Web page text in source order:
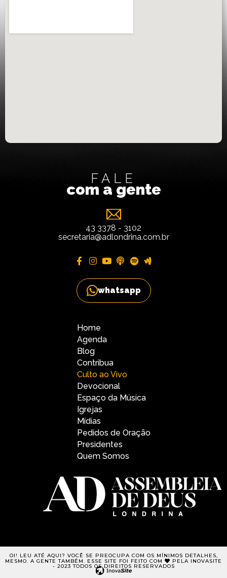
FALE
com a gente
43 3378 - 3102
secretaria@adlondrina.com.br
whatsapp
Home
Agenda
Blog
Contribua
Culto ao Vivo
Devocional
Espaço da Música
Igrejas
Mídias
Pedidos de Oração
Presidentes
Quem Somos
OI! LEU ATÉ AQUI? VOCÊ SE PREOCUPA COM OS MÍNIMOS DETALHES,
MESMO. A GENTE TAMBÉM. ESSE SITE FOI FEITO COM
PELA INOVASITE
- 2023 TODOS OS DIREITOS RESERVADOS